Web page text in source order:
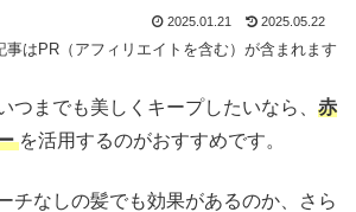
2025.01.21 2025.05.22
事はPR（アフィリエイトを含む）が含まれます
つまでも美しくキープしたいなら、 赤
を活用するのがおすすめです。
チなしの髪でも効果があるのか、さら